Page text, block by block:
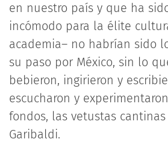
en nuestro país y que ha
incómodo para la élite
academia– no habrían sido
su paso por México, sin lo
bebieron, ingirieron y
escucharon y
fondos, las vetustas
Garibaldi.